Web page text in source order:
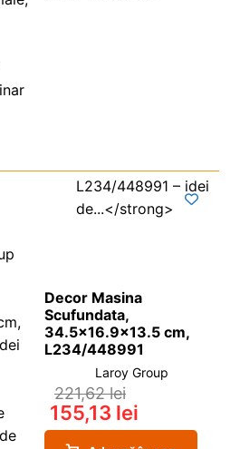
Decor Masina
Scufundata,
34.5×16.9×13.5 cm,
L234/448991
Laroy Group
221,62lei
155,13 lei